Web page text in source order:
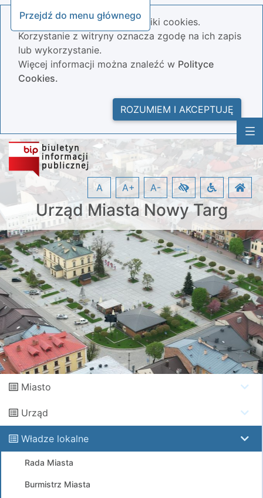
Przejdź do menu głównego
Nasza strona wykorzystuje pliki cookies.
Korzystanie z witryny oznacza zgodę na ich zapis
lub wykorzystanie.
Więcej informacji można znaleźć w Polityce
Cookies.
ROZUMIEM I AKCEPTUJĘ
Urząd Miasta Nowy Targ
A A+ A-
Miasto
Urząd
Władze lokalne
Rada Miasta
Burmistrz Miasta